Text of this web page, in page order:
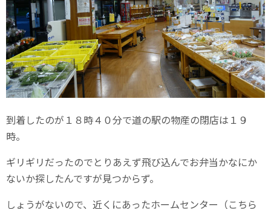
到着したのが１８時４０分で道の駅の物産の閉店は１９
時。
ギリギリだったのでとりあえず飛び込んでお弁当かなにか
ないか探したんですが見つからず。
しょうがないので、近くにあったホームセンター（こちら